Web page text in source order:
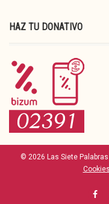
HAZ TU DONATIVO
© 2026 Las Siete
Cookies